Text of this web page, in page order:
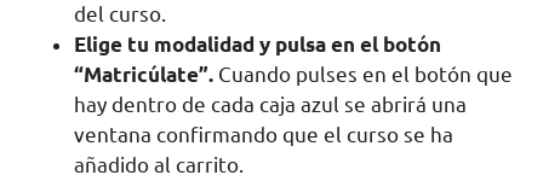
del curso.
Elige tu modalidad y pulsa en el botón
“Matricúlate”. Cuando pulses en el botón que
hay dentro de cada caja azul se abrirá una
ventana confirmando que el curso se ha
añadido al carrito.